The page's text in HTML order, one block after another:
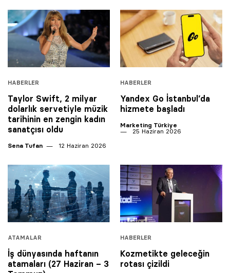
HABERLER
Taylor Swift, 2 milyar
dolarlık servetiyle müzik
tarihinin en zengin kadın
sanatçısı oldu
Sena Tufan 12 Haziran 2026
HABERLER
Yandex Go İstanbul’da
hizmete başladı
Marketing Türkiye
25 Haziran 2026
ATAMALAR
İş dünyasında haftanın
atamaları (27 Haziran – 3
HABERLER
Kozmetikte geleceğin
rotası çizildi